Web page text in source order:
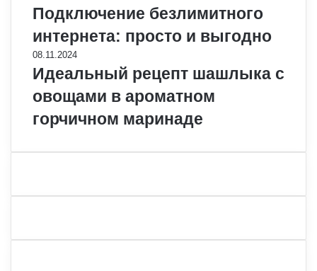
Подключение безлимитного
интернета: просто и выгодно
08.11.2024
Идеальный рецепт шашлыка с
овощами в ароматном
горчичном маринаде